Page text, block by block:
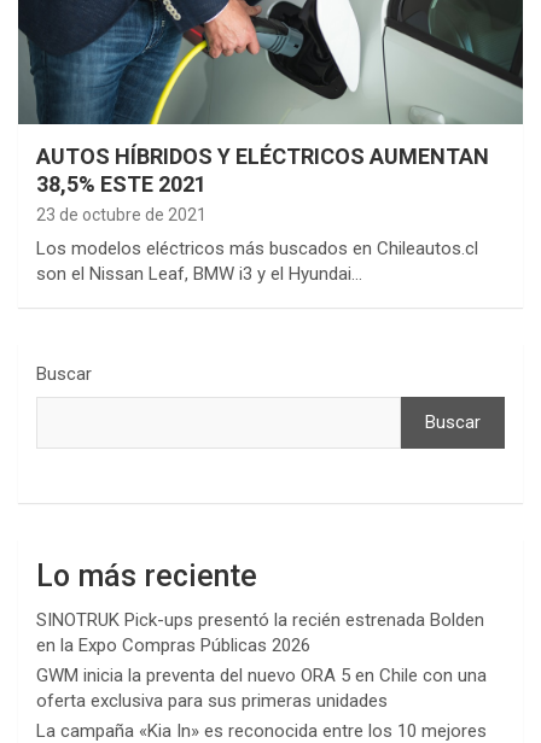
AUTOS HÍBRIDOS Y ELÉCTRICOS AUMENTAN
38,5% ESTE 2021
23 de octubre de 2021
Los modelos eléctricos más buscados en Chileautos.cl
son el Nissan Leaf, BMW i3 y el Hyundai…
Buscar
Buscar
Lo más reciente
SINOTRUK Pick-ups presentó la recién estrenada Bolden
en la Expo Compras Públicas 2026
GWM inicia la preventa del nuevo ORA 5 en Chile con una
oferta exclusiva para sus primeras unidades
La campaña «Kia In» es reconocida entre los 10 mejores